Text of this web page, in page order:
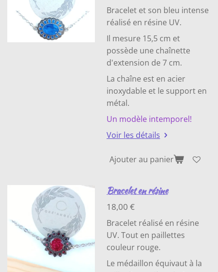
Bracelet et son bleu intense
réalisé en résine UV.
Il mesure 15,5 cm et
possède une chaînette
d'extension de 7 cm.
La chaîne est en acier
inoxydable et le support en
métal.
Un modèle intemporel!
Voir les détails
Ajouter au panier
Bracelet en résine
18,00 €
Bracelet réalisé en résine
UV. Tout en paillettes
couleur rouge.
Le médaillon équivaut à la